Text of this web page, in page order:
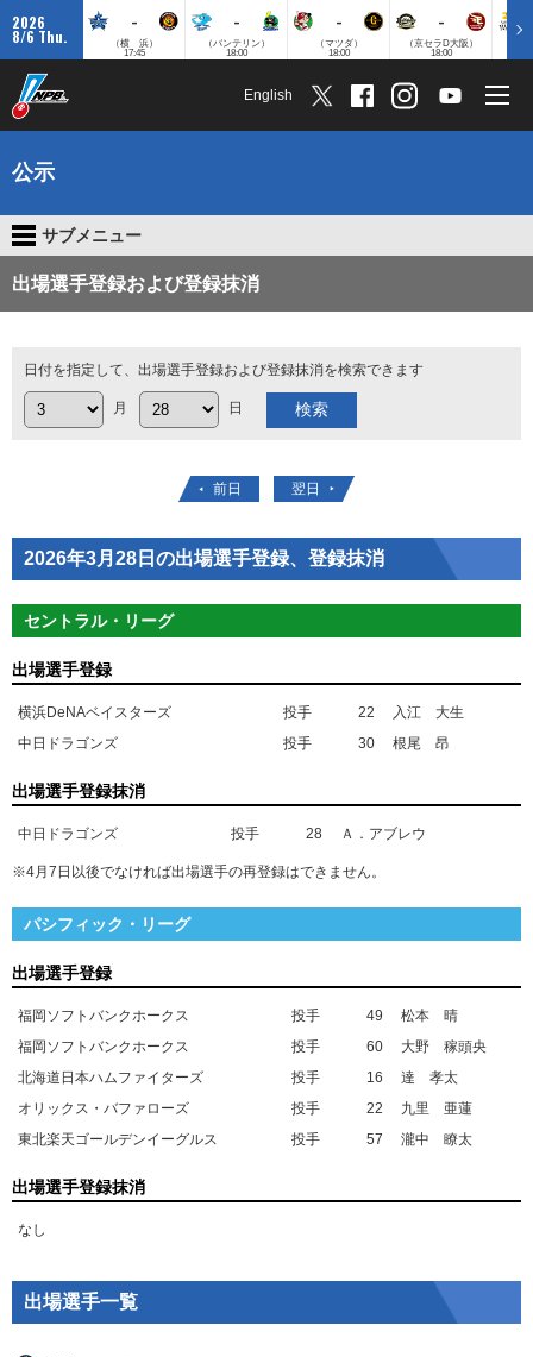
2026
8/6 Thu.
-
（横 浜）
17:45
-
（バンテリン）
18:00
-
（マツダ）
18:00
-
（京セラD大阪）
18:00
English
公示
サブメニュー
出場選手登録および登録抹消
日付を指定して、出場選手登録および登録抹消を検索できます
月 日
前日 翌日
2026年3月28日の出場選手登録、登録抹消
セントラル・リーグ
出場選手登録
横浜DeNAベイスターズ 投手 22
入江 大生
中日ドラゴンズ
投手 30 根尾 昂
出場選手登録抹消
中日ドラゴンズ 投手 28 Ａ．アブレウ
※4月7日以後でなければ出場選手の再登録はできません。
パシフィック・リーグ
出場選手登録
福岡ソフトバンクホークス 投手 49
松本 晴
福岡ソフトバンクホークス
投手 60
大野 稼頭央
北海道日本ハムファイターズ
投手 16
達 孝太
オリックス・バファローズ
投手 22
九里 亜蓮
東北楽天ゴールデンイーグルス
投手 57 瀧中 瞭太
出場選手登録抹消
なし
出場選手一覧